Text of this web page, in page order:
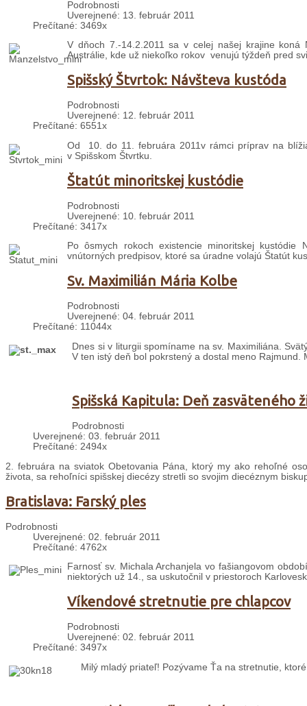
Podrobnosti
Uverejnené: 13. február 2011
Prečítané: 3469x
V dňoch 7.-14.2.2011 sa v celej našej krajine koná
Austrálie, kde už niekoľko rokov venujú týždeň pred
Spišský Štvrtok: Návšteva kustóda
Podrobnosti
Uverejnené: 12. február 2011
Prečítané: 6551x
Od 10. do 11. februára 2011v rámci príprav na
v Spišskom Štvrtku.
Štatút minoritskej kustódie
Podrobnosti
Uverejnené: 10. február 2011
Prečítané: 3417x
Po ôsmych rokoch existencie minoritskej kustódie
vnútorných predpisov, ktoré sa úradne volajú Štatút
Sv. Maximilián Mária Kolbe
Podrobnosti
Uverejnené: 04. február 2011
Prečítané: 11044x
Dnes si v liturgii spomíname na sv. Maximiliána. S
V ten istý deň bol pokrstený a dostal meno
Spišská Kapitula: Deň zasväteného
Podrobnosti
Uverejnené: 03. február 2011
Prečítané: 2494x
2. februára na sviatok Obetovania Pána, ktorý my ako rehoľné
života, sa rehoľníci spišskej diecézy stretli so svojim diecéznym
Bratislava: Farský ples
Podrobnosti
Uverejnené: 02. február 2011
Prečítané: 4762x
Farnosť sv. Michala Archanjela vo fašiangovom
niektorých už 14., sa uskutočnil v priestoroch
Víkendové stretnutie pre chlapcov
Podrobnosti
Uverejnené: 02. február 2011
Prečítané: 3497x
Milý mladý priateľ! Pozývame Ťa na stretnutie,